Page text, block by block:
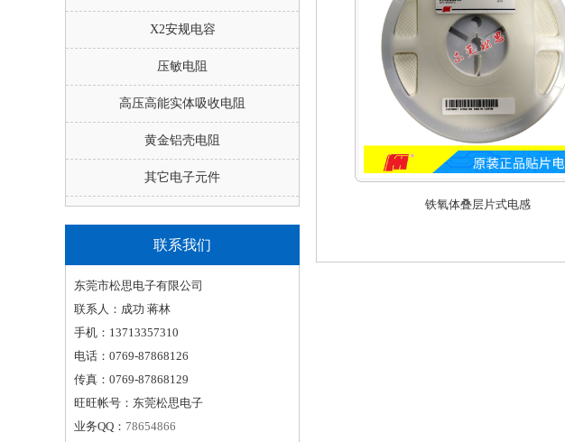
X2安规电容
压敏电阻
高压高能实体吸收电阻
黄金铝壳电阻
其它电子元件
联系我们
东莞市松思电子有限公司
联系人：成功 蒋林
手机：13713357310
电话：0769-87868126
传真：0769-87868129
旺旺帐号：东莞松思电子
业务QQ： 78654866
铁氧体叠层片式电感